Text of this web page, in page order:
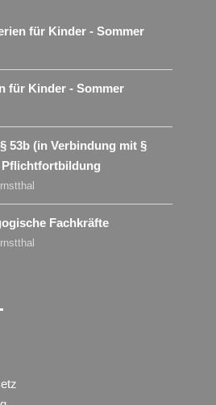
für Kinder - Sommer
für Kinder - Sommer
53b (in Verbindung mit §
Pflichtfortbildung
Fachkräfte